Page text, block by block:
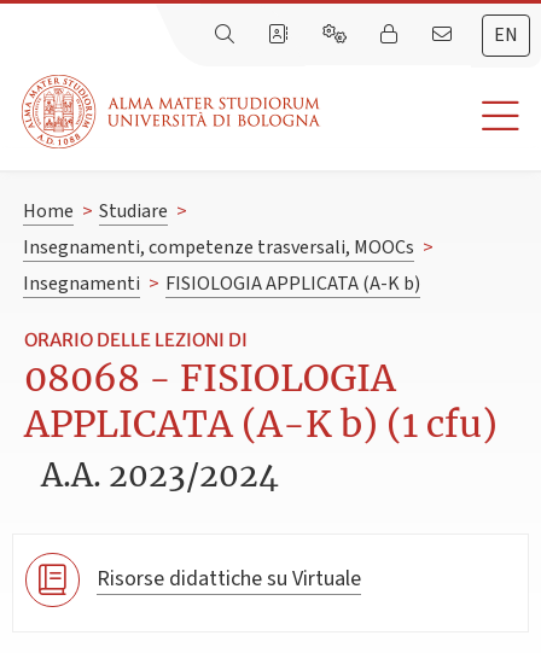
EN
Home > Studiare >
Insegnamenti, competenze trasversali, MOOCs >
Insegnamenti > FISIOLOGIA APPLICATA (A-K b)
ORARIO DELLE LEZIONI DI
08068 - FISIOLOGIA
APPLICATA (A-K b) (1 cfu)
A.A. 2023/2024
Risorse didattiche su Virtuale